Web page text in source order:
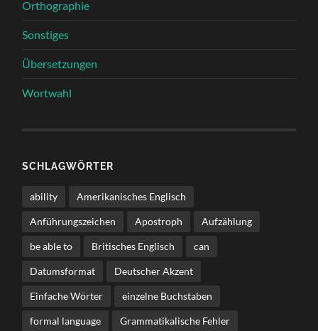
Orthographie
Sonstiges
Übersetzungen
Wortwahl
SCHLAGWÖRTER
ability Amerikanisches Englisch
Anführungszeichen Apostroph Aufzählung
be able to Britisches Englisch can
Datumsformat Deutscher Akzent
Einfache Wörter einzelne Buchstaben
formal language Grammatikalische Fehler